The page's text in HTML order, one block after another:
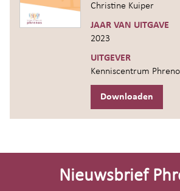
Christine Kuiper
JAAR VAN UITGAVE
2023
UITGEVER
Kenniscentrum
Downloaden
Site-
Nieuwsbrief